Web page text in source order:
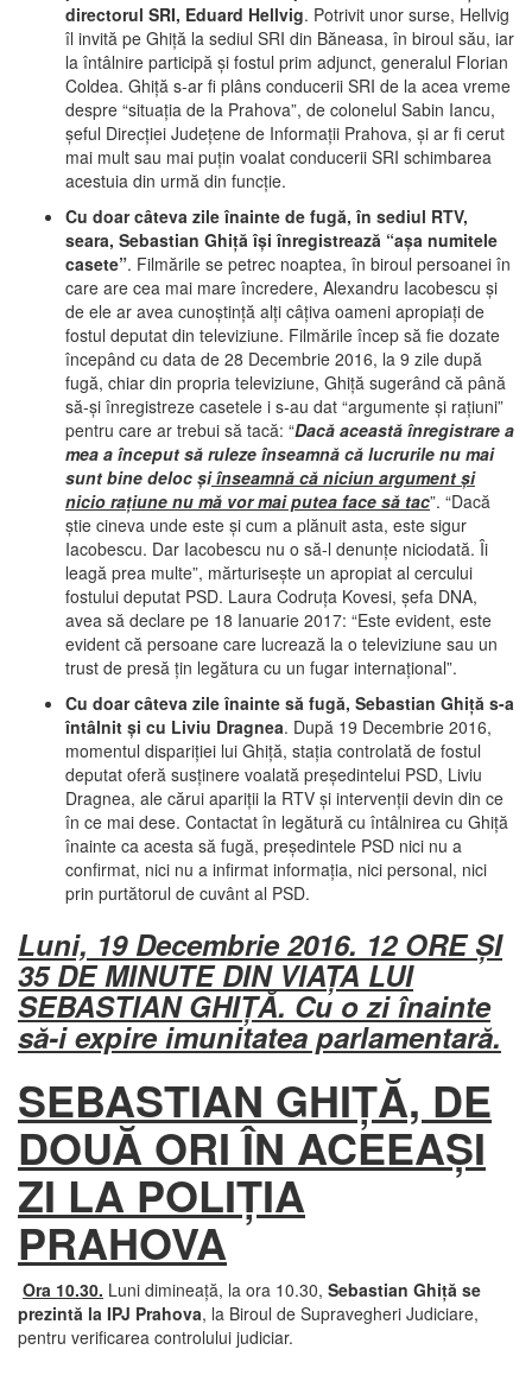
directorul SRI, Eduard Hellvig. Potrivit unor surse, Hellvig
îl invită pe Ghiţă la sediul SRI din Băneasa, în biroul său, iar
la întâlnire participă şi fostul prim adjunct, generalul Florian
Coldea. Ghiţă s-ar fi plâns conducerii SRI de la acea vreme
despre “situaţia de la Prahova”, de colonelul Sabin Iancu,
şeful Direcţiei Judeţene de Informaţii Prahova, şi ar fi cerut
mai mult sau mai puţin voalat conducerii SRI schimbarea
acestuia din urmă din funcţie.
Cu doar câteva zile înainte de fugă, în sediul RTV,
seara, Sebastian Ghiţă îşi înregistrează “aşa numitele
casete”. Filmările se petrec noaptea, în biroul persoanei în
care are cea mai mare încredere, Alexandru Iacobescu şi
de ele ar avea cunoştinţă alţi câţiva oameni apropiaţi de
fostul deputat din televiziune. Filmările încep să fie dozate
începând cu data de 28 Decembrie 2016, la 9 zile după
fugă, chiar din propria televiziune, Ghiţă sugerând că până
să-şi înregistreze casetele i s-au dat “argumente şi raţiuni”
pentru care ar trebui să tacă: “Dacă această înregistrare a
mea a început să ruleze înseamnă că lucrurile nu mai
sunt bine deloc şiînseamnă că niciun argument şi
nicio raţiune nu mă vor mai putea face să tac”. “Dacă
ştie cineva unde este şi cum a plănuit asta, este sigur
Iacobescu. Dar Iacobescu nu o să-l denunţe niciodată. Îi
leagă prea multe”, mărturiseşte un apropiat al cercului
fostului deputat PSD. Laura Codruţa Kovesi, şefa DNA,
avea să declare pe 18 Ianuarie 2017: “Este evident, este
evident că persoane care lucrează la o televiziune sau un
trust de presă ţin legătura cu un fugar internaţional”.
Cu doar câteva zile înainte să fugă, Sebastian Ghiţă s-a
întâlnit şi cu Liviu Dragnea. După 19 Decembrie 2016,
momentul dispariţiei lui Ghiţă, staţia controlată de fostul
deputat oferă susţinere voalată preşedintelui PSD, Liviu
Dragnea, ale cărui apariţii la RTV şi intervenţii devin din ce
în ce mai dese. Contactat în legătură cu întâlnirea cu Ghiţă
înainte ca acesta să fugă, preşedintele PSD nici nu a
confirmat, nici nu a infirmat informaţia, nici personal, nici
prin purtătorul de cuvânt al PSD.
Luni, 19 Decembrie 2016. 12 ORE ŞI
35 DE MINUTE DIN VIAŢA LUI
SEBASTIAN GHIŢĂ. Cu o zi înainte
să-i expire imunitatea parlamentară.
SEBASTIAN GHIŢĂ, DE
DOUĂ ORI ÎN ACEEAŞI
ZI LA POLIŢIA
PRAHOVA
Ora 10.30. Luni dimineaţă, la ora 10.30, Sebastian Ghiţă se
prezintă la IPJ Prahova, la Biroul de Supravegheri Judiciare,
pentru verificarea controlului judiciar.